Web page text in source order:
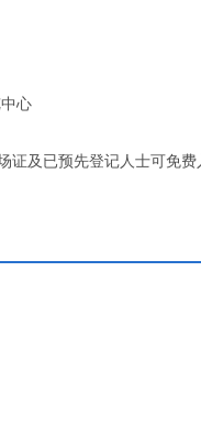
心
证及已预先登记人士可免费